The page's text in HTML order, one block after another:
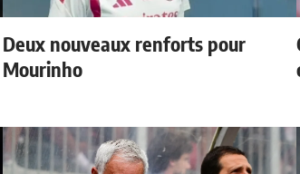
Deux nouveaux renforts pour
Mourinho